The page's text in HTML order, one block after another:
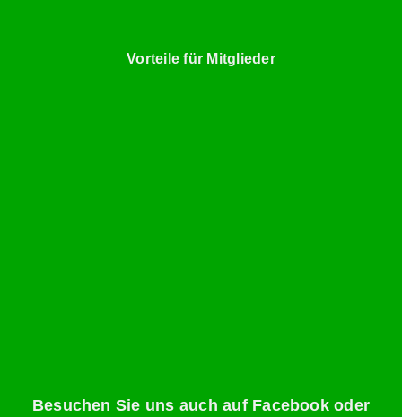
Vorteile für Mitglieder
Besuchen Sie uns auch auf Facebook oder